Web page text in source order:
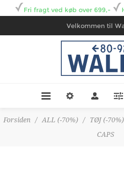
Fri fragt ved køb over 699,-
Velkommen til
Forsiden / ALL (-70%) / TØJ (-70%)
CAPS